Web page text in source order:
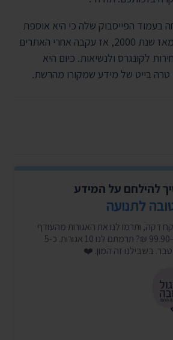
בעמוד הפייסבוק שלה כי היא אוספת
חומרים מהרשת כבר מאז שנת 2000, אז עקבה אחרי האתרים
לקונגרס ולנשיאות. כיום היא
להילחם על המידע
לתנועה
דקה, ותרמו לנו את האגורות מהעודף
בכל קנייה. קניתם ב-99.90 ₪? תרמתם לנו 10 אגורות. כ-5
בשבילנו זה המון. ❤️